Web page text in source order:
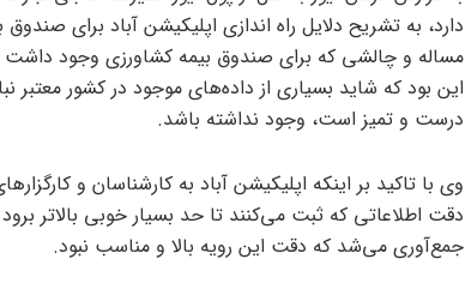
دارد، به تشریح دلایل راه اندازی اپلیکیشن آباد برای
مساله و چالشی که برای صندوق بیمه کشاورزی وجود
این بود که شاید بسیاری از داده‌های موجود در کشور معتبر
درست و تمیز است، وجود نداشته باشد.
وی با تاکید بر اینکه اپلیکیشن آباد به کارشناسان و
دقت اطلاعاتی که ثبت می‌کنند تا حد بسیار خوبی بالاتر
جمع‌آوری می‌شد که دقت این رویه بالا و مناسب نبود.